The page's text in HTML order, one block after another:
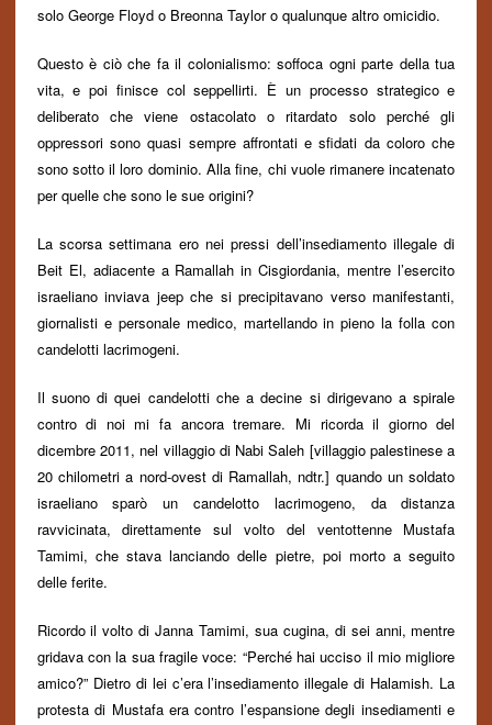
solo George Floyd o Breonna Taylor o qualunquealtro omicidio.
Questo è ciò che fa il colonialismo: soffoca ogni parte della tua
vita, e poi finisce col seppellirti. È un processo strategico e
deliberato che viene ostacolato o ritardato solo perchégli
oppressori sono quasi sempre affrontati e sfidati da coloro che
sono sotto il loro dominio. Alla fine, chi vuole rimanere incatenato
per quelle che sono le sue origini?
La scorsa settimana ero nei pressi dell’insediamento illegale di
Beit El, adiacente a Ramallah in Cisgiordania, mentre l’esercito
israeliano inviava jeep che si precipitavano verso manifestanti,
giornalisti e personale medico, martellando in pieno la folla con
candelotti lacrimogeni.
Il suono di quei candelotti che a decine si dirigevano a spirale
contro di noi mi fa ancora tremare. Mi ricorda il giorno del
dicembre 2011, nel villaggio di Nabi Saleh [villaggio palestinese a
20 chilometri a nord-ovest di Ramallah, ndtr.] quando un soldato
israeliano sparò un candelotto lacrimogeno, da distanza
ravvicinata, direttamente sul volto del ventottenne Mustafa
Tamimi, che stava lanciando delle pietre, poi morto a seguito
delle ferite.
Ricordo il volto di Janna Tamimi, sua cugina, di sei anni, mentre
gridava con la sua fragile voce: “Perché hai ucciso il mio migliore
amico?” Dietro di lei c’era l’insediamento illegale di Halamish. La
protesta di Mustafa era contro l’espansione degli insediamenti e